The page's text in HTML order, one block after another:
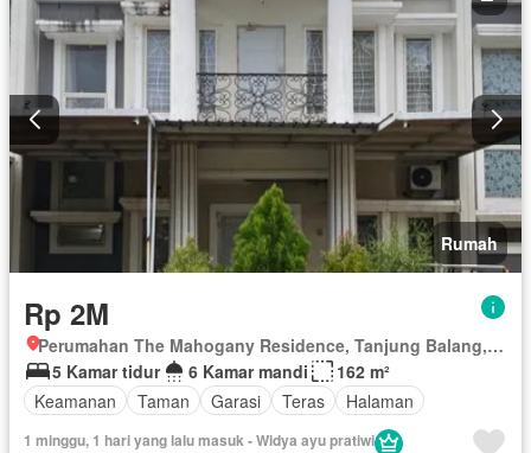
Rumah
Rp 2M
Perumahan The Mahogany Residence, Tanjung Balang, Tanjung Merdeka, Tamalate, Makassar, Sulawesi Selatan
5 Kamar tidur
6 Kamar mandi
162 m²
Keamanan
Taman Garasi Teras Halaman
1 minggu, 1 hari yang lalu masuk - Widya ayu pratiwi